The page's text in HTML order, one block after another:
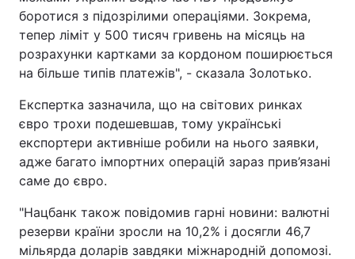
боротися з підозрілими операціями. Зокрема,
тепер ліміт у 500 тисяч гривень на місяць на
розрахунки картками за кордоном поширюється
на більше типів платежів", - сказала Золотько.
Експертка зазначила, що на світових ринках
євро трохи подешевшав, тому українські
експортери активніше робили на нього заявки,
адже багато імпортних операцій зараз прив’язані
саме до євро.
"Нацбанк також повідомив гарні новини: валютні
резерви країни зросли на 10,2% і досягли 46,7
мільярда доларів завдяки міжнародній допомозі.